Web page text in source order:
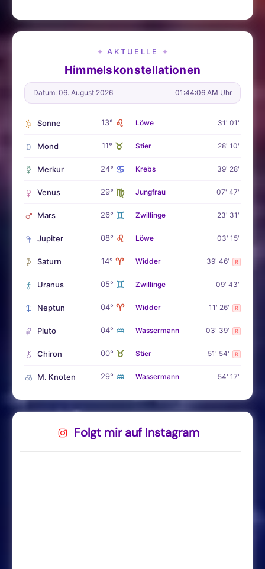
✦ AKTUELLE ✦
Himmelskonstellationen
Datum: 06. August 2026 01:44:07 AM Uhr
Sonne 13° ♌ Löwe 31' 01"
Mond 11° ♉ Stier 28' 10"
Merkur 24° ♋ Krebs 39' 28"
Venus 29° ♍ Jungfrau 07' 47"
Mars 26° ♊ Zwillinge 23' 31"
Jupiter 08° ♌ Löwe 03' 15"
Saturn 14° ♈ Widder 39' 46" R
Uranus 05° ♊ Zwillinge 09' 43"
Neptun 04° ♈ Widder 11' 26" R
Pluto 04° ♒ Wassermann 03' 39" R
Chiron 00° ♉ Stier 51' 54" R
M. Knoten 29° ♒ Wassermann 54' 17"
Folgt mir auf Instagram